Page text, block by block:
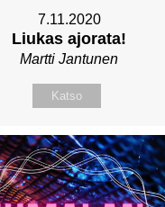
7.11.2020
Liukas ajorata!
Martti Jantunen
Katso